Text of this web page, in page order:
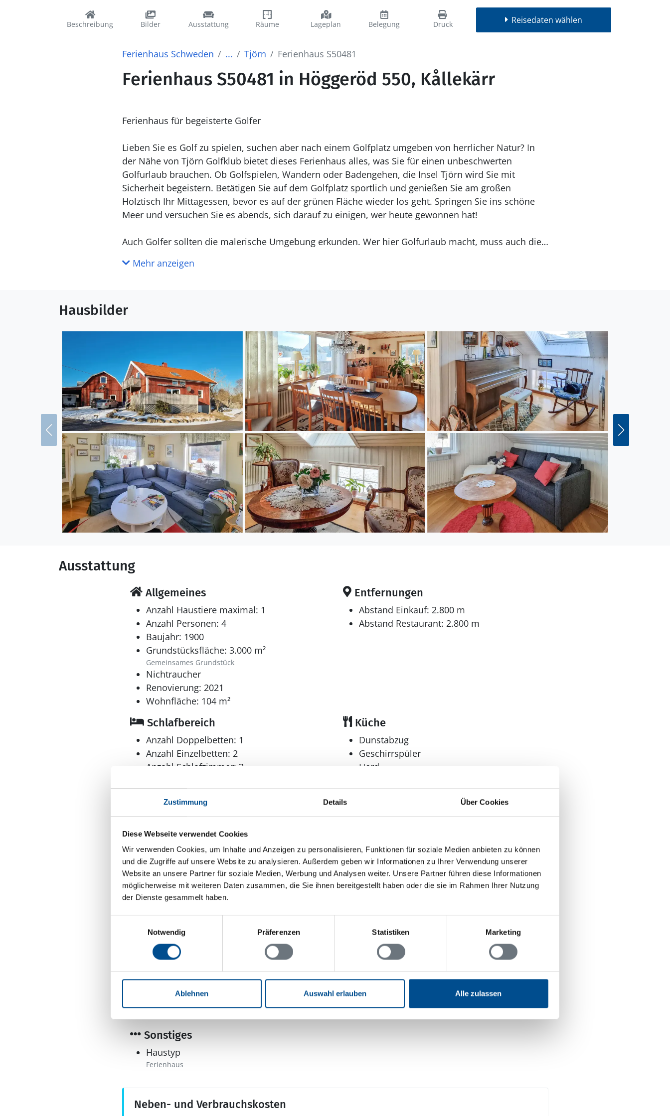
Zustimmung Details Über Cookies
Diese Webseite verwendet Cookies
Wir verwenden Cookies, um Inhalte und Anzeigen zu personalisieren, Funktionen für soziale Medien anbieten zu können
und die Zugriffe auf unsere Website zu analysieren. Außerdem geben wir Informationen zu Ihrer Verwendung unserer
Website an unsere Partner für soziale Medien, Werbung und Analysen weiter. Unsere Partner führen diese Informationen
möglicherweise mit weiteren Daten zusammen, die Sie ihnen bereitgestellt haben oder die sie im Rahmen Ihrer Nutzung
der Dienste gesammelt haben.
Notwendig
Präferenzen Statistiken Marketing
Ablehnen Auswahl erlauben Alle zulassen
Beschreibung Bilder Ausstattung Räume Lageplan Belegung Druck Reisedaten wählen
Ferienhaus Schweden ... Tjörn Ferienhaus S50481
Ferienhaus S50481 in Höggeröd 550, Kållekärr
Ferienhaus für begeisterte Golfer
Lieben Sie es Golf zu spielen, suchen aber nach einem Golfplatz umgeben von herrlicher Natur? In
der Nähe von Tjörn Golfklub bietet dieses Ferienhaus alles, was Sie für einen unbeschwerten
Golfurlaub brauchen. Ob Golfspielen, Wandern oder Badengehen, die Insel Tjörn wird Sie mit
Sicherheit begeistern. Betätigen Sie auf dem Golfplatz sportlich und genießen Sie am großen
Holztisch Ihr Mittagessen, bevor es auf der grünen Fläche wieder los geht. Springen Sie ins schöne
Meer und versuchen Sie es abends, sich darauf zu einigen, wer heute gewonnen hat!
Auch Golfer sollten die malerische Umgebung erkunden. Wer hier Golfurlaub macht, muss auch die
gehen Sie in einer Naturkulisse wie aus einem Märchen wandern, besuchen Sie die charmanten
Mehr anzeigen
Hausbilder
Ausstattung
Allgemeines
Anzahl Haustiere maximal: 1
Anzahl Personen: 4
Baujahr: 1900
Grundstücksfläche: 3.000 m²
Gemeinsames Grundstück
Nichtraucher
Renovierung: 2021
Wohnfläche: 104 m²
Entfernungen
Abstand Einkauf: 2.800 m
Abstand Restaurant: 2.800 m
Schlafbereich
Anzahl Doppelbetten: 1
Anzahl Einzelbetten: 2
Anzahl Schlafzimmer: 3
Küche
Dunstabzug
Geschirrspüler
Herd
Kaffeemaschine
Mikrowelle
Bad
Anzahl Duschen: 2
Anzahl Badezimmer: 2
Trockner
Waschmaschine
Wellness
Sauna
Multimedia
Internet
Aussenbereich
Grill
Sonstiges
Haustyp
Ferienhaus
Neben- und Verbrauchskosten